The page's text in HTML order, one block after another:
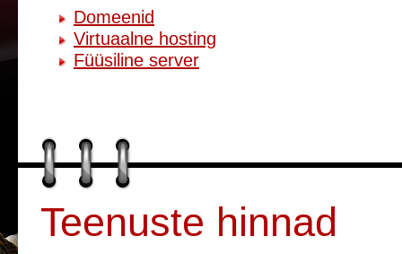
Domeenid
Virtuaalne hosting
Füüsiline server
Teenuste hinnad